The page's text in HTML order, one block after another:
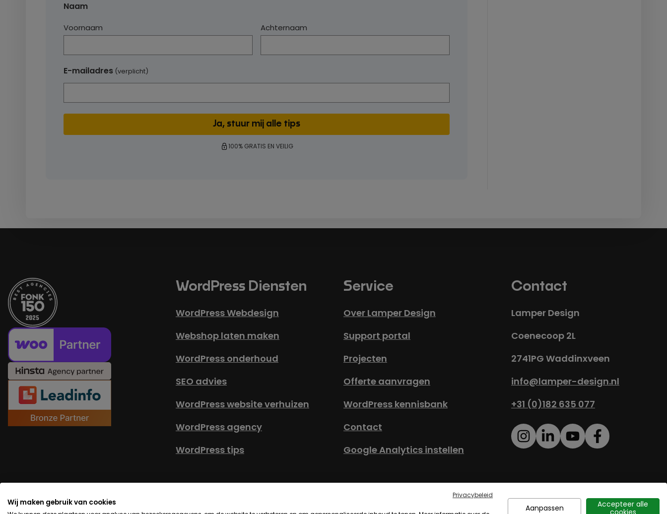
Privacybeleid
Wij maken gebruik van cookies
Aanpassen
Accepteer alle
Naam
Voornaam Achternaam
E-mailadres (verplicht)
100% GRATIS EN VEILIG
WordPress Diensten
WordPress Webdesign
Webshop laten maken
WordPress onderhoud
SEO advies
WordPress website verhuizen
WordPress agency
WordPress tips
Service
Over Lamper Design
Support portal
Projecten
Offerte aanvragen
WordPress kennisbank
Contact
Google Analytics instellen
Contact
Lamper Design
Coenecoop 2L
2741PG Waddinxveen
info@lamper-design.nl
+31 (0)182 635 077
Toegankelijkheidsverklaring